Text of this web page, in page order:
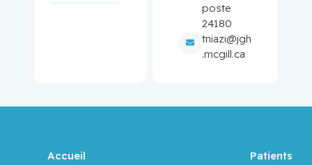
Raquel
poste
24180
tniazi@jgh
.mcgill.ca
Accueil
Patients